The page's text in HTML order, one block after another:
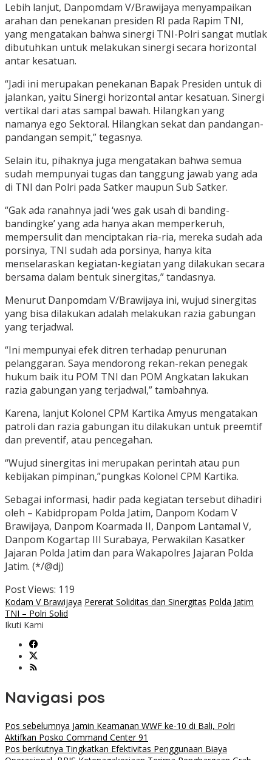
Lebih lanjut, Danpomdam V/Brawijaya menyampaikan
arahan dan penekanan presiden RI pada Rapim TNI,
yang mengatakan bahwa sinergi TNI-Polri sangat mutlak
dibutuhkan untuk melakukan sinergi secara horizontal
antar kesatuan.
“Jadi ini merupakan penekanan Bapak Presiden untuk di
jalankan, yaitu Sinergi horizontal antar kesatuan. Sinergi
vertikal dari atas sampal bawah. Hilangkan yang
namanya ego Sektoral. Hilangkan sekat dan pandangan-
pandangan sempit,” tegasnya.
Selain itu, pihaknya juga mengatakan bahwa semua
sudah mempunyai tugas dan tanggung jawab yang ada
di TNI dan Polri pada Satker maupun Sub Satker.
“Gak ada ranahnya jadi ‘wes gak usah di banding-
bandingke’ yang ada hanya akan memperkeruh,
mempersulit dan menciptakan ria-ria, mereka sudah ada
porsinya, TNI sudah ada porsinya, hanya kita
menselaraskan kegiatan-kegiatan yang dilakukan secara
bersama dalam bentuk sinergitas,” tandasnya.
Menurut Danpomdam V/Brawijaya ini, wujud sinergitas
yang bisa dilakukan adalah melakukan razia gabungan
yang terjadwal.
“Ini mempunyai efek ditren terhadap penurunan
pelanggaran. Saya mendorong rekan-rekan penegak
hukum baik itu POM TNI dan POM Angkatan lakukan
razia gabungan yang terjadwal,” tambahnya.
Karena, lanjut Kolonel CPM Kartika Amyus mengatakan
patroli dan razia gabungan itu dilakukan untuk preemtif
dan preventif, atau pencegahan.
“Wujud sinergitas ini merupakan perintah atau pun
kebijakan pimpinan,”pungkas Kolonel CPM Kartika.
Sebagai informasi, hadir pada kegiatan tersebut dihadiri
oleh – Kabidpropam Polda Jatim, Danpom Kodam V
Brawijaya, Danpom Koarmada II, Danpom Lantamal V,
Danpom Kogartap III Surabaya, Perwakilan Kasatker
Jajaran Polda Jatim dan para Wakapolres Jajaran Polda
Jatim. (*/@dj)
Post Views: 119
Kodam V Brawijaya Pererat Soliditas dan Sinergitas Polda Jatim
TNI – Polri Solid
Ikuti Kami
Navigasi pos
Pos sebelumnya Jamin Keamanan WWF ke-10 di Bali, Polri
Aktifkan Posko Command Center 91
Pos berikutnya Tingkatkan Efektivitas Penggunaan Biaya